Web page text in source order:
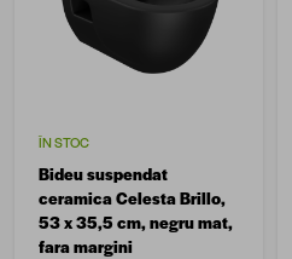
ÎN STOC
Bideu suspendat
ceramica Celesta Brillo,
53 x 35,5 cm, negru mat,
fara margini